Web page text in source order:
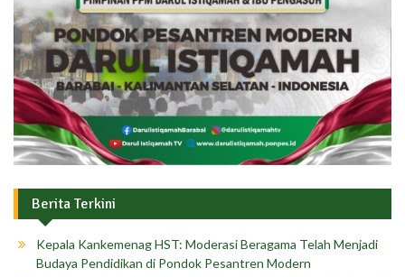
Berita Terkini
Kepala Kankemenag HST: Moderasi Beragama Telah Menjadi
Budaya Pendidikan di Pondok Pesantren Modern